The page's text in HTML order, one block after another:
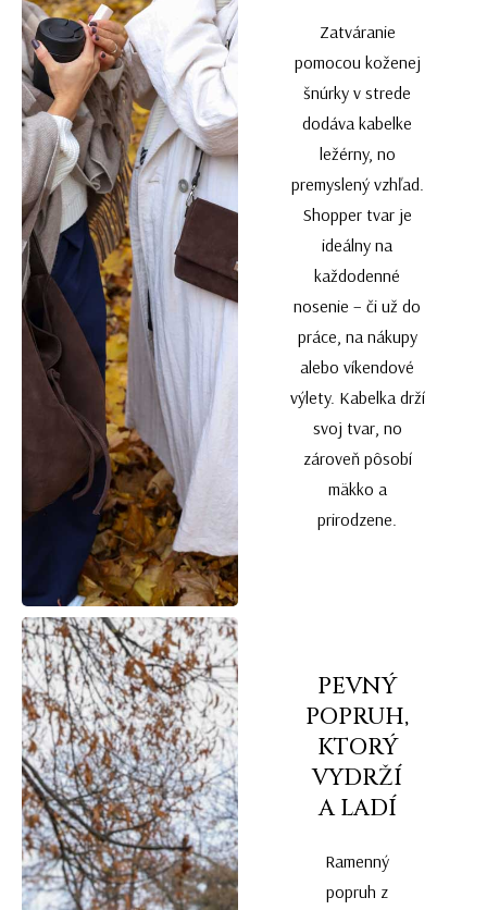
Zatváranie
pomocou koženej
šnúrky v strede
dodáva kabelke
ležérny, no
premyslený vzhľad.
Shopper tvar je
ideálny na
každodenné
nosenie – či už do
práce, na nákupy
alebo víkendové
výlety. Kabelka drží
svoj tvar, no
zároveň pôsobí
mäkko a
prirodzene.
PEVNÝ
POPRUH,
KTORÝ
VYDRŽÍ
A LADÍ
Ramenný
popruh z